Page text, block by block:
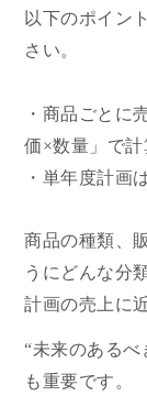
以下のポイン
さい。
・商品ごとに
価×数量」で計
・単年度計画
商品の種類、
うにどんな分
計画の売上に
“未来のあるべ
も重要です。